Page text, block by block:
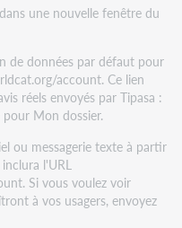
une nouvelle fenêtre du
de données par défaut pour
account. Ce lien
réels envoyés par Tipasa :
Mon dossier.
ou messagerie texte à partir
l'URL
Si vous voulez voir
à vos usagers, envoyez